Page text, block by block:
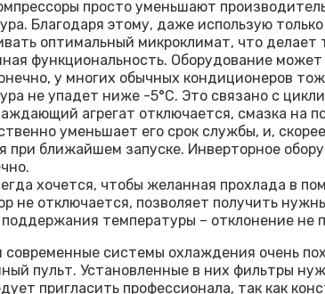
просто уменьшают
Благодаря этому, даже использую
оптимальный микроклимат, что делает
функциональность. Оборудование
у многих обычных кондиционеров
не упадет ниже -5°C. Это связано с
агрегат отключается, смазка на
уменьшает его срок службы, и,
при ближайшем запуске. Инверторное
хочется, чтобы желанная прохлада в
не отключается, позволяет получить
поддержания температуры – отклонение не
современные системы охлаждения очень
пульт. Установленные в них фильтры
пригласить профессионала, так как